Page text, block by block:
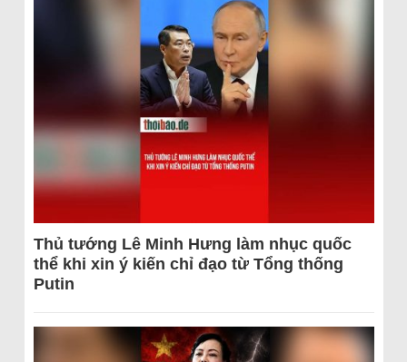
Thủ tướng Lê Minh Hưng làm nhục quốc
thể khi xin ý kiến chỉ đạo từ Tổng thống
Putin